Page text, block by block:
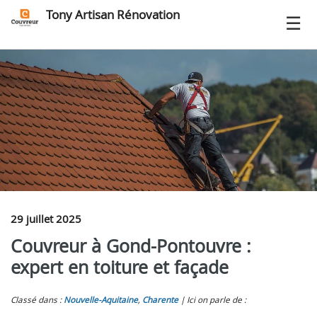
Tony Artisan Rénovation
29 juillet 2025
Couvreur à Gond-Pontouvre :
expert en toiture et façade
Classé dans : Nouvelle-Aquitaine, Charente Ici on parle de :